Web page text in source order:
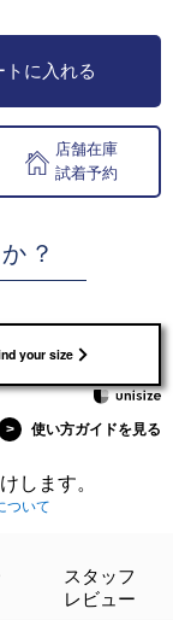
に入れる
店舗在庫
試着予約
？
your size
> 使い方ガイドを見る
します。
ついて
スタッフ
レビュー